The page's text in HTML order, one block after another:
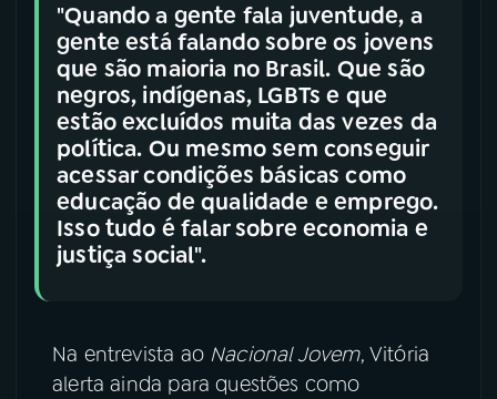
"Quando a gente fala juventude, a
gente está falando sobre os jovens
que são maioria no Brasil. Que são
negros, indígenas, LGBTs e que
estão excluídos muita das vezes da
política. Ou mesmo sem conseguir
acessar condições básicas como
educação de qualidade e emprego.
Isso tudo é falar sobre economia e
justiça social".
Na entrevista ao Nacional Jovem, Vitória
alerta ainda para questões como